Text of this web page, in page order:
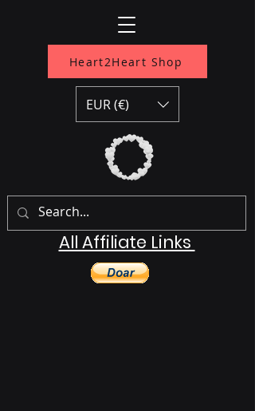
Heart2Heart Shop
All Affiliate Links
EUR (€)